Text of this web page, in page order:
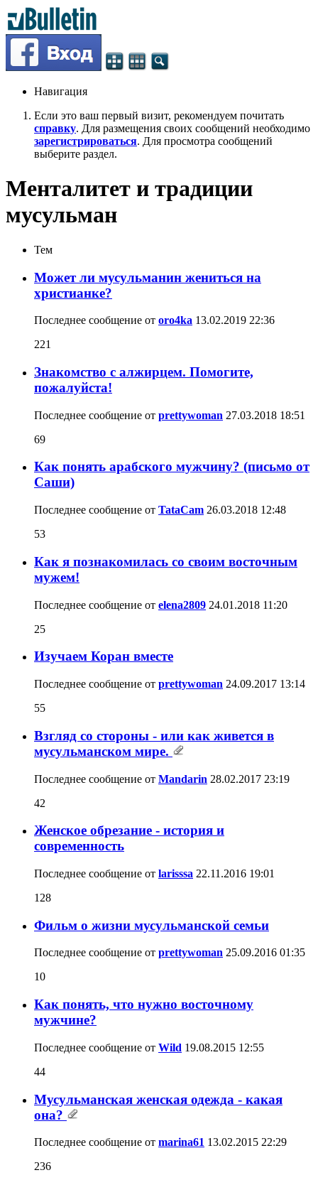
Навигация
Если это ваш первый визит, рекомендуем почитать
справку. Для размещения своих сообщений необходимо
зарегистрироваться. Для просмотра сообщений
выберите раздел.
Менталитет и традиции
мусульман
Тем
Может ли мусульманин жениться на
христианке?
Последнее сообщение от oro4ka 13.02.2019 22:36
221
Знакомство с алжирцем. Помогите,
пожалуйста!
Последнее сообщение от prettywoman 27.03.2018 18:51
69
Как понять арабского мужчину? (письмо от
Саши)
Последнее сообщение от TataCam 26.03.2018 12:48
53
Как я познакомилась со своим восточным
мужем!
Последнее сообщение от elena2809 24.01.2018 11:20
25
Изучаем Коран вместе
Последнее сообщение от prettywoman 24.09.2017 13:14
55
Взгляд со стороны - или как живется в
мусульманском мире.
Последнее сообщение от Mandarin 28.02.2017 23:19
42
Женское обрезание - история и
современность
Последнее сообщение от larisssa 22.11.2016 19:01
128
Фильм о жизни мусульманской семьи
Последнее сообщение от prettywoman 25.09.2016 01:35
10
Как понять, что нужно восточному
мужчине?
Последнее сообщение от Wild 19.08.2015 12:55
44
Мусульманская женская одежда - какая
она?
Последнее сообщение от marina61 13.02.2015 22:29
236